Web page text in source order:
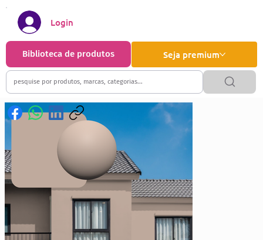
Seja premium
Biblioteca de produtos
Login